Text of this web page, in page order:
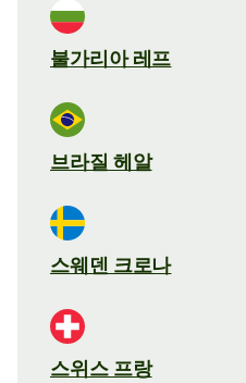
불가리아 레프
브라질 헤알
스웨덴 크로나
스위스 프랑